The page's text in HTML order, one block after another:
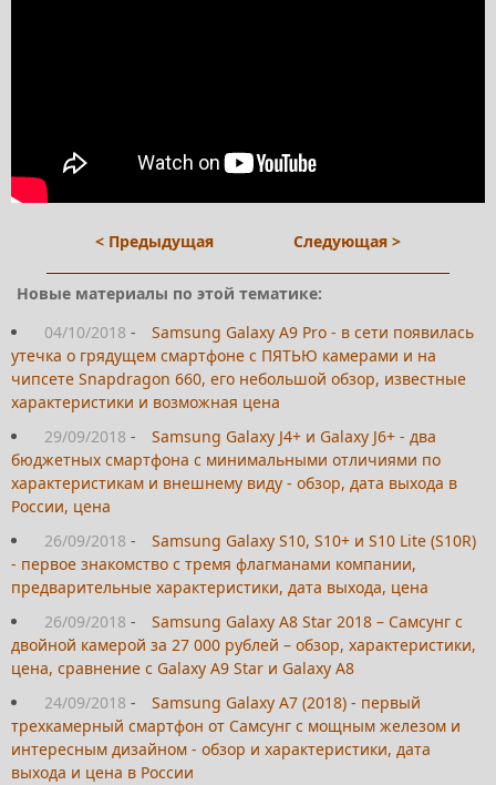
< Предыдущая Следующая >
Новые материалы по этой тематике:
04/10/2018 -
Samsung Galaxy A9 Pro - в сети появилась
утечка о грядущем смартфоне с ПЯТЬЮ камерами и на
чипсете Snapdragon 660, его небольшой обзор, известные
характеристики и возможная цена
29/09/2018 -
Samsung Galaxy J4+ и Galaxy J6+ - два
бюджетных смартфона с минимальными отличиями по
характеристикам и внешнему виду - обзор, дата выхода в
России, цена
26/09/2018 -
Samsung Galaxy S10, S10+ и S10 Lite (S10R)
- первое знакомство с тремя флагманами компании,
предварительные характеристики, дата выхода, цена
26/09/2018 -
Samsung Galaxy A8 Star 2018 – Самсунг с
двойной камерой за 27 000 рублей – обзор, характеристики,
цена, сравнение с Galaxy A9 Star и Galaxy A8
24/09/2018 -
Samsung Galaxy A7 (2018) - первый
трехкамерный смартфон от Самсунг с мощным железом и
интересным дизайном - обзор и характеристики, дата
выхода и цена в России